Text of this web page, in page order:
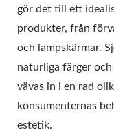
gör det till ett
produkter, från
och lampskärmar.
naturliga färger
vävas in i en rad
konsumenternas
estetik.